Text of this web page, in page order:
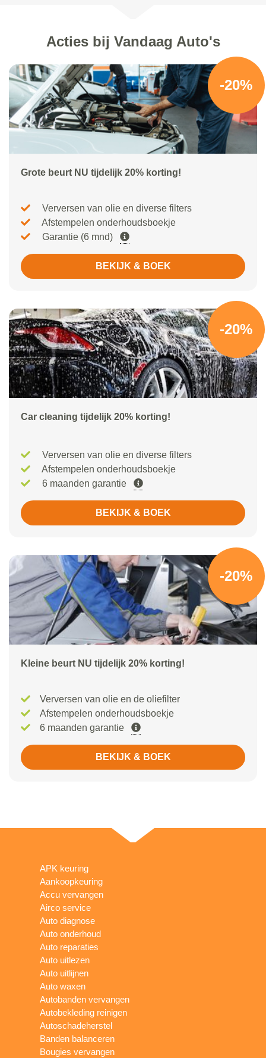
Acties bij Vandaag Auto's
-20%
Grote beurt NU tijdelijk 20% korting!
Verversen van olie en diverse filters
Afstempelen onderhoudsboekje
Garantie (6 mnd)
BEKIJK & BOEK
-20%
Car cleaning tijdelijk 20% korting!
Verversen van olie en diverse filters
Afstempelen onderhoudsboekje
6 maanden garantie
BEKIJK & BOEK
-20%
Kleine beurt NU tijdelijk 20% korting!
Verversen van olie en de oliefilter
Afstempelen onderhoudsboekje
6 maanden garantie
BEKIJK & BOEK
APK keuring
Aankoopkeuring
Accu vervangen
Airco service
Auto diagnose
Auto onderhoud
Auto reparaties
Auto uitlezen
Auto uitlijnen
Auto waxen
Autobanden vervangen
Autobekleding reinigen
Autoschadeherstel
Banden balanceren
Bougies vervangen